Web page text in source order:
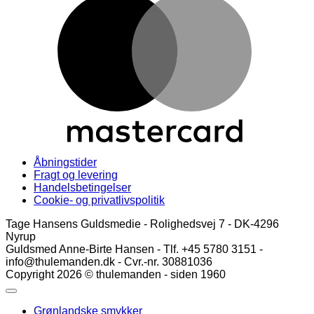
Åbningstider
Fragt og levering
Handelsbetingelser
Cookie- og privatlivspolitik
Tage Hansens Guldsmedie - Rolighedsvej 7 - DK-4296
Nyrup
Guldsmed Anne-Birte Hansen - Tlf. +45 5780 3151 -
info@thulemanden.dk - Cvr.-nr. 30881036
Copyright 2026 © thulemanden - siden 1960
Grønlandske smykker